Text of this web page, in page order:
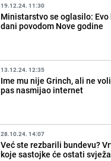
19.12.24. 11:30
Ministarstvo se oglasilo:
dani povodom Nove godine
13.12.24. 12:35
Ime mu nije Grinch, ali ne
pas nasmijao internet
28.10.24. 14:07
Već ste rezbarili bundevu?
koje sastojke će ostati